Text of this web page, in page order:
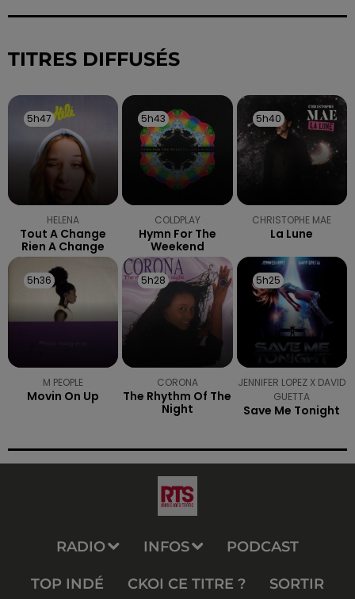
TITRES DIFFUSÉS
5h47
5h47
HELENA
Tout A Change
Rien A Change
5h43
5h43
COLDPLAY
Hymn For The
Weekend
5h40
5h40
CHRISTOPHE MAE
La Lune
5h36
5h36
M PEOPLE
Movin On Up
5h28
5h28
CORONA
The Rhythm Of The
Night
5h25
5h25
JENNIFER LOPEZ X DAVID
GUETTA
Save Me Tonight
RADIO INFOS PODCAST
TOP INDÉ CKOI CE TITRE ? SORTIR